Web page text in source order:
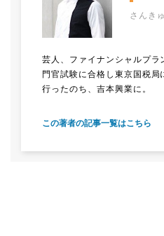
さんき
芸人、ファイナンシャルプ
門官試験に合格し東京国税局
行ったのち、吉本興業に。
この著者の記事一覧はこちら